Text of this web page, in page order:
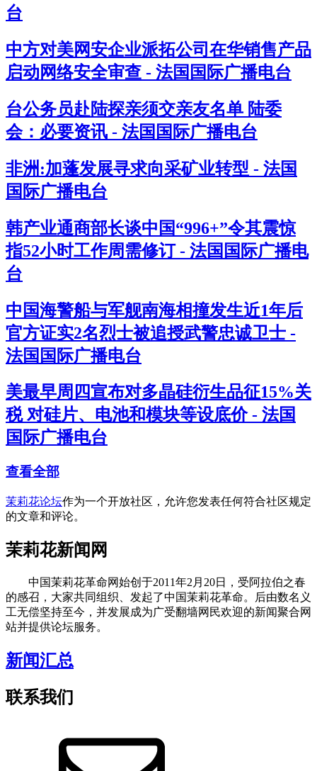
台
中方对美网安企业派拓公司在华销售产品
启动网络安全审查 - 法国国际广播电台
台公务员赴陆探亲须交亲友名单 陆委
会：必要资讯 - 法国国际广播电台
非洲:加蓬发展寻求向采矿业转型 - 法国
国际广播电台
韩产业通商部长谈中国“996+”令其震惊
指52小时工作周需修订 - 法国国际广播电
台
中国海警船与军舰南海相撞发生近1年后
官方证实2名烈士被追授武警忠诚卫士 -
法国国际广播电台
美最早周四宣布对多晶硅衍生品征15%关
税 对硅片、电池和模块等设底价 - 法国
国际广播电台
查看全部
茉莉花论坛作为一个开放社区，允许您发表任何符合社区规定
的文章和评论。
茉莉花新闻网
中国茉莉花革命网始创于2011年2月20日，受阿拉伯之春
的感召，大家共同组织、发起了中国茉莉花革命。后由数名义
工无偿坚持至今，并发展成为广受翻墙网民欢迎的新闻聚合网
站并提供论坛服务。
新闻汇总
联系我们